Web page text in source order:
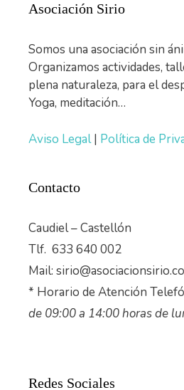
Asociación Sirio
Somos una asociación sin
Organizamos actividades,
plena naturaleza, para el
Yoga, meditación…
Aviso Legal| Política de
Contacto
Caudiel – Castellón
Tlf. 633 640 002
Mail:
* Horario de Atención
de 09:00 a 14:00 horas de
Redes Sociales